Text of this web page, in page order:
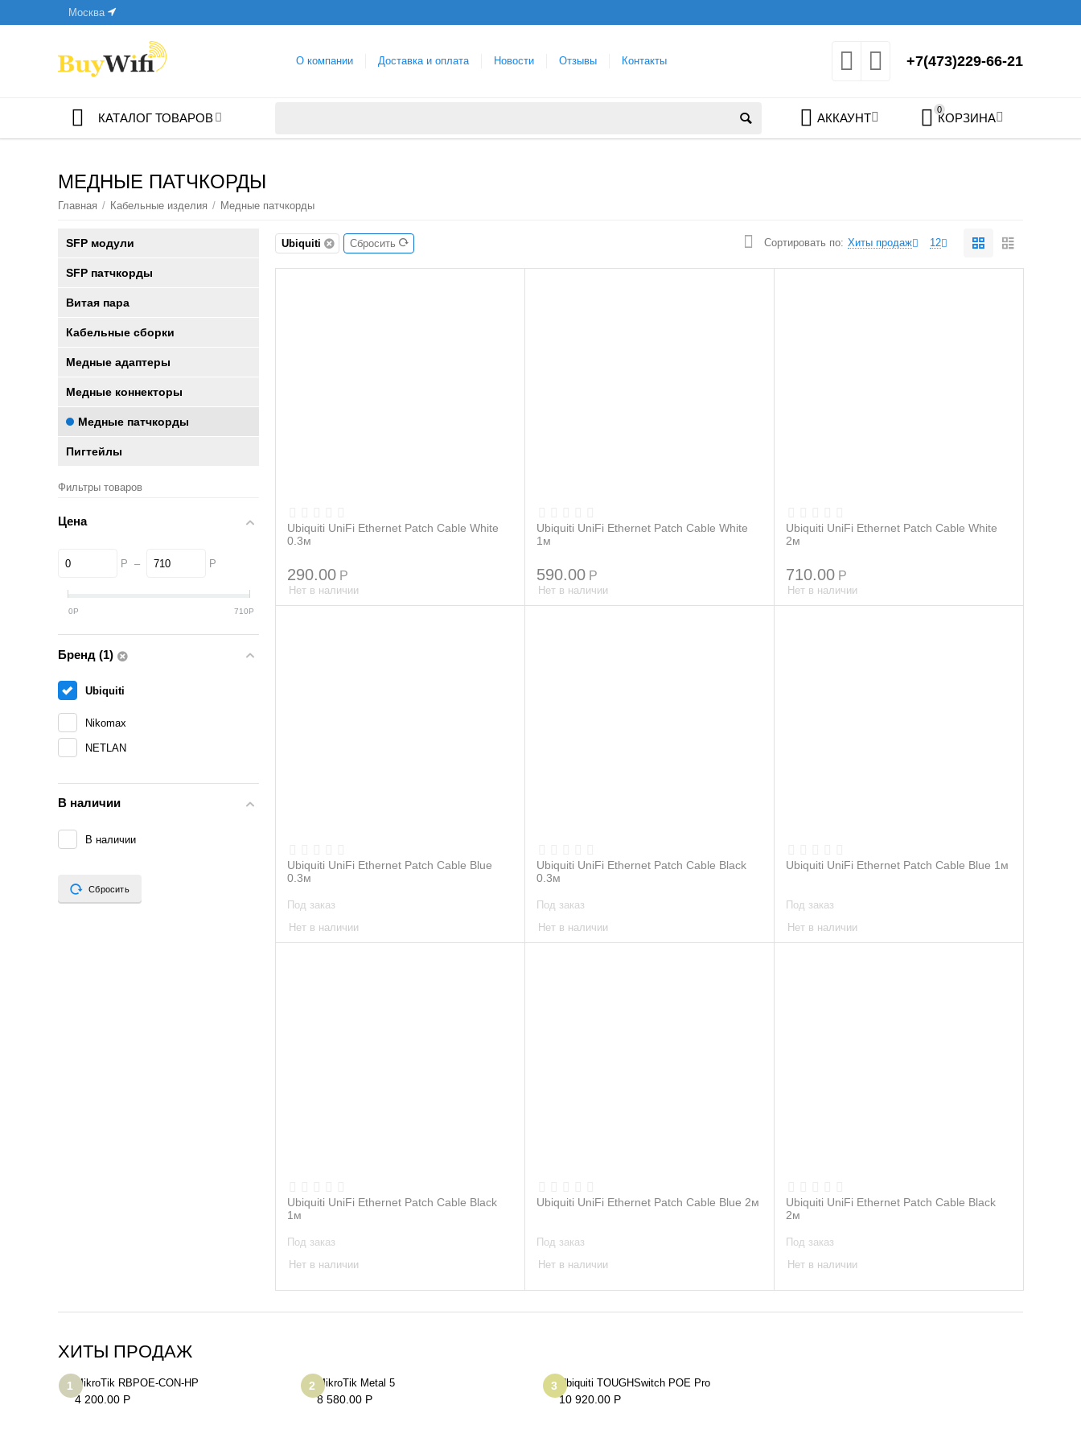
Москва
О компании Доставка и оплата Новости Отзывы Контакты +7(473)229-66-21
КАТАЛОГ ТОВАРОВ
0
КОРЗИНА
АККАУНТ
МЕДНЫЕ ПАТЧКОРДЫ
Главная / Кабельные изделия / Медные патчкорды
Ubiquiti Сбросить Сортировать по: Хиты продаж 12
Ubiquiti UniFi Ethernet Patch Cable White
0.3м
290.00 Р
Нет в наличии
Ubiquiti UniFi Ethernet Patch Cable White
1м
590.00 Р
Нет в наличии
Ubiquiti UniFi Ethernet Patch Cable White
2м
710.00 Р
Нет в наличии
Ubiquiti UniFi Ethernet Patch Cable Blue
0.3м
Под заказ
Нет в наличии
Ubiquiti UniFi Ethernet Patch Cable Black
0.3м
Под заказ
Нет в наличии
Ubiquiti UniFi Ethernet Patch Cable Blue 1м
Под заказ
Нет в наличии
Ubiquiti UniFi Ethernet Patch Cable Black
1м
Под заказ
Нет в наличии
Ubiquiti UniFi Ethernet Patch Cable Blue 2м
Под заказ
Нет в наличии
Ubiquiti UniFi Ethernet Patch Cable Black
2м
Под заказ
Нет в наличии
SFP модули
SFP патчкорды
Витая пара
Кабельные сборки
Медные адаптеры
Медные коннекторы
Медные патчкорды
Пигтейлы
Фильтры товаров
Цена
Р – Р
0Р 710Р
Бренд (1)
Ubiquiti
Nikomax
NETLAN
В наличии
В наличии
Сбросить
ХИТЫ ПРОДАЖ
1 MikroTik RBPOE-CON-HP
4 200.00 Р
2 MikroTik Metal 5
8 580.00 Р
3 Ubiquiti TOUGHSwitch POE Pro
10 920.00 Р